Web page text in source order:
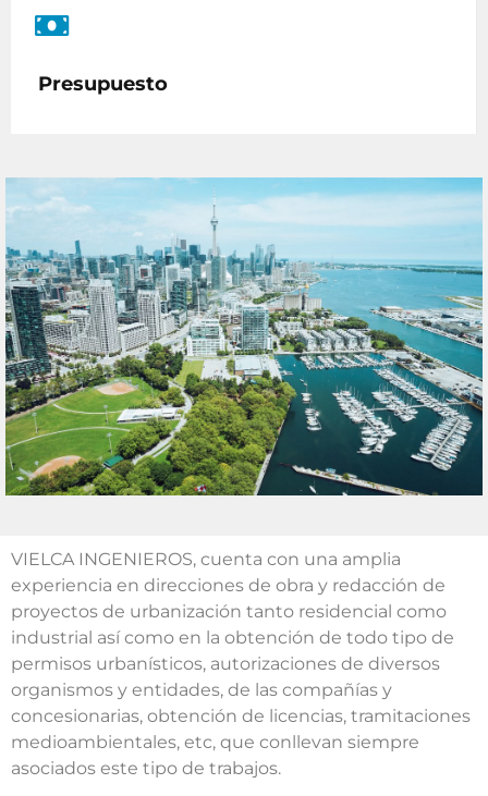
Presupuesto
VIELCA INGENIEROS, cuenta con una amplia
experiencia en direcciones de obra y redacción de
proyectos de urbanización tanto residencial como
industrial así como en la obtención de todo tipo de
permisos urbanísticos, autorizaciones de diversos
organismos y entidades, de las compañías y
concesionarias, obtención de licencias, tramitaciones
medioambientales, etc, que conllevan siempre
asociados este tipo de trabajos.